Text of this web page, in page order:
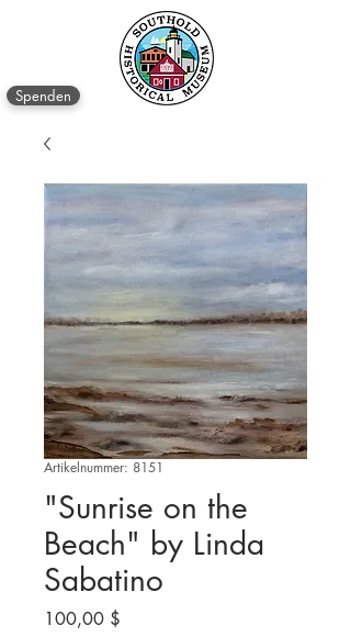
Spenden
Artikelnummer: 8151
"Sunrise on the
Beach" by Linda
Sabatino
100,00 $